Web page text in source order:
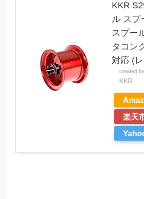
KKR
ル スプ
スプー
タコン
対応 (
created by
KKR
楽天